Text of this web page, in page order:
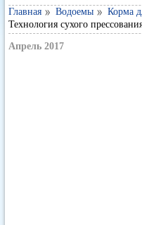
Главная Водоемы
Корма
Технология сухого
Апрель 2017